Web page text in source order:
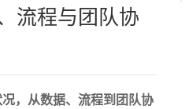
流程与团队协
，从数据、流程到团队协